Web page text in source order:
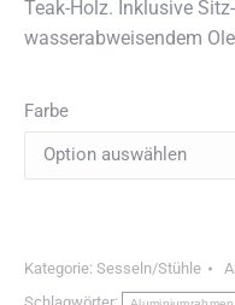
Teak-Holz. Inklusive
wasserabweisendem
Farbe
Kategorie: Sesseln/Stühle
Schlagwörter: